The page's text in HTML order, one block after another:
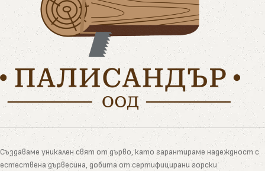
Създаваме уникален свят от дърво, като гарантираме надеждност с
естествена дървесина, добита от сертифицирани горски